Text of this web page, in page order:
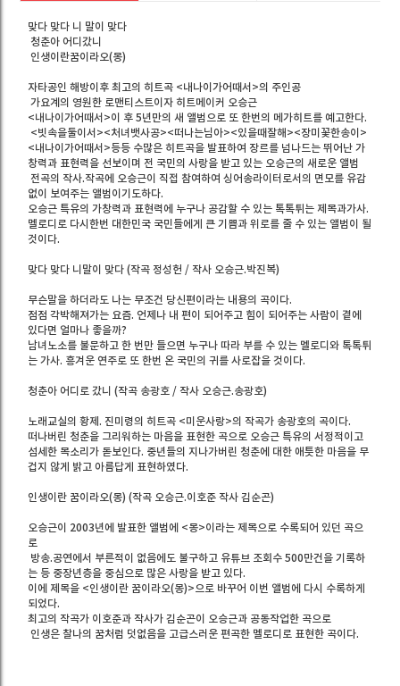
맞다 맞다 니 말이 맞다
청춘아 어디갔니
인생이란꿈이라오(몽)
자타공인 해방이후 최고의 히트곡 <내나이가어때서>의 주인공
가요계의 영원한 로맨티스트이자 히트메이커 오승근
<내나이가어때서>이 후 5년만의 새 앨범으로 또 한번의 메가히트를 예고한다.
<빗속을둘이서><처녀뱃사공><떠나는님아><있을때잘해><장미꽃한송이>
<내나이가어때서>등등 수많은 히트곡을 발표하여 장르를 넘나드는 뛰어난 가
창력과 표현력을 선보이며 전 국민의 사랑을 받고 있는 오승근의 새로운 앨범
전곡의 작사.작곡에 오승근이 직접 참여하여 싱어송라이터로서의 면모를 유감
없이 보여주는 앨범이기도하다.
오승근 특유의 가창력과 표현력에 누구나 공감할 수 있는 톡톡튀는 제목과가사.
멜로디로 다시한번 대한민국 국민들에게 큰 기쁨과 위로를 줄 수 있는 앨범이 될
것이다.
맞다 맞다 니말이 맞다 (작곡 정성헌 / 작사 오승근.박진복)
무슨말을 하더라도 나는 무조건 당신편이라는 내용의 곡이다.
점점 각박해져가는 요즘. 언제나 내 편이 되어주고 힘이 되어주는 사람이 곁에
있다면 얼마나 좋을까?
남녀노소를 불문하고 한 번만 들으면 누구나 따라 부를 수 있는 멜로디와 톡톡튀
는 가사. 흥겨운 연주로 또 한번 온 국민의 귀를 사로잡을 것이다.
청춘아 어디로 갔니 (작곡 송광호 / 작사 오승근.송광호)
노래교실의 황제. 진미령의 히트곡 <미운사랑>의 작곡가 송광호의 곡이다.
떠나버린 청춘을 그리워하는 마음을 표현한 곡으로 오승근 특유의 서정적이고
섬세한 목소리가 돋보인다. 중년들의 지나가버린 청춘에 대한 애틋한 마음을 무
겁지 않게 밝고 아름답게 표현하였다.
인생이란 꿈이라오(몽) (작곡 오승근.이호준 작사 김순곤)
오승근이 2003년에 발표한 앨범에 <몽>이라는 제목으로 수록되어 있던 곡으
로
방송.공연에서 부른적이 없음에도 불구하고 유튜브 조회수 500만건을 기록하
는 등 중장년층을 중심으로 많은 사랑을 받고 있다.
이에 제목을 <인생이란 꿈이라오(몽)>으로 바꾸어 이번 앨범에 다시 수록하게
되었다.
최고의 작곡가 이호준과 작사가 김순곤이 오승근과 공동작업한 곡으로
인생은 찰나의 꿈처럼 덧없음을 고급스러운 편곡한 멜로디로 표현한 곡이다.